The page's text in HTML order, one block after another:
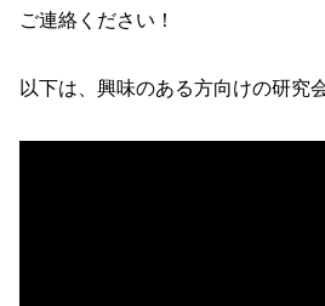
ご連絡ください！
以下は、興味のある方向けの研究